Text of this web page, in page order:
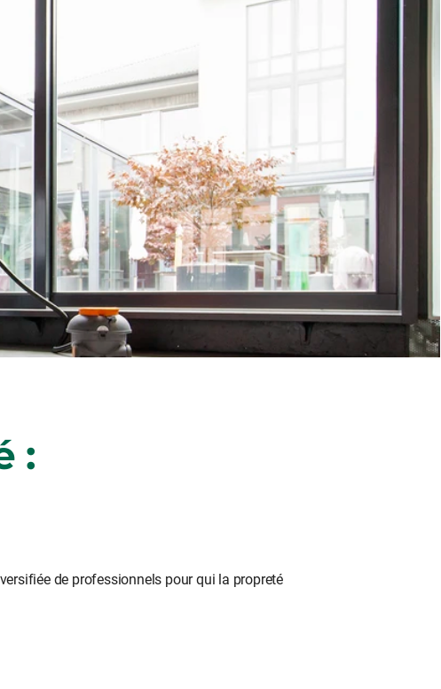
:
de professionnels pour qui la propreté